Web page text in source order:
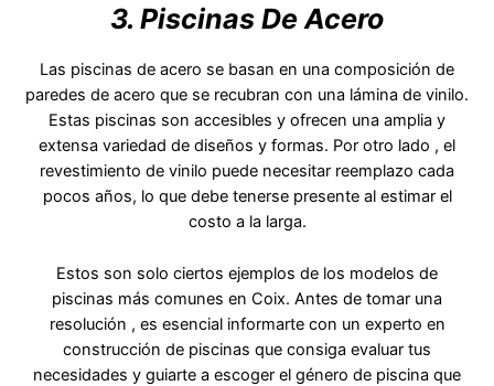
3. Piscinas De Acero
Las piscinas de acero se basan en una composición de
paredes de acero que se recubran con una lámina de vinilo.
Estas piscinas son accesibles y ofrecen una amplia y
extensa variedad de diseños y formas. Por otro lado , el
revestimiento de vinilo puede necesitar reemplazo cada
pocos años, lo que debe tenerse presente al estimar el
costo a la larga.
Estos son solo ciertos ejemplos de los modelos de
piscinas más comunes en Coix. Antes de tomar una
resolución , es esencial informarte con un experto en
construcción de piscinas que consiga evaluar tus
necesidades y guiarte a escoger el género de piscina que